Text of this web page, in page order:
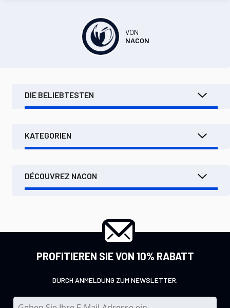
VON
NACON
DIE BELIEBTESTEN
KATEGORIEN
DÉCOUVREZ NACON
PROFITIEREN SIE VON 10% RABATT
DURCH ANMELDUNG ZUM NEWSLETTER.
M